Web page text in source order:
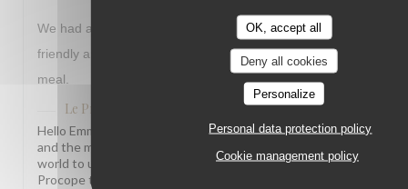
OK, accept all
Deny all cookies
Personalize
Personal data protection policy
Cookie management policy
We had a lovely meal at Le Procope everyone was very
friendly and helpful. We liked the menu and enjoyed our
meal.
Le Procope has replied to this review
Hello Emma, What a joy to read this! Knowing our team
and the menu left such a warm impression truly means the
world to us. We hope to welcome you back soon! The Le
Procope team